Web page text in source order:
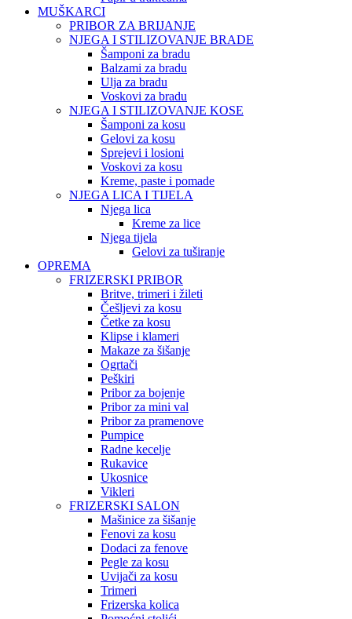
MUŠKARCI
PRIBOR ZA BRIJANJE
NJEGA I STILIZOVANJE BRADE
Šamponi za bradu
Balzami za bradu
Ulja za bradu
Voskovi za bradu
NJEGA I STILIZOVANJE KOSE
Šamponi za kosu
Gelovi za kosu
Sprejevi i losioni
Voskovi za kosu
Kreme, paste i pomade
NJEGA LICA I TIJELA
Njega lica
Kreme za lice
Njega tijela
Gelovi za tuširanje
OPREMA
FRIZERSKI PRIBOR
Britve, trimeri i žileti
Češljevi za kosu
Četke za kosu
Klipse i klameri
Makaze za šišanje
Ogrtači
Peškiri
Pribor za bojenje
Pribor za mini val
Pribor za pramenove
Pumpice
Radne kecelje
Rukavice
Ukosnice
Vikleri
FRIZERSKI SALON
Mašinice za šišanje
Fenovi za kosu
Dodaci za fenove
Pegle za kosu
Uvijači za kosu
Trimeri
Frizerska kolica